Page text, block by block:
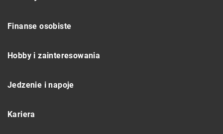
Finanse osobiste
Hobby i zainteresowania
Jedzenie i napoje
Kariera